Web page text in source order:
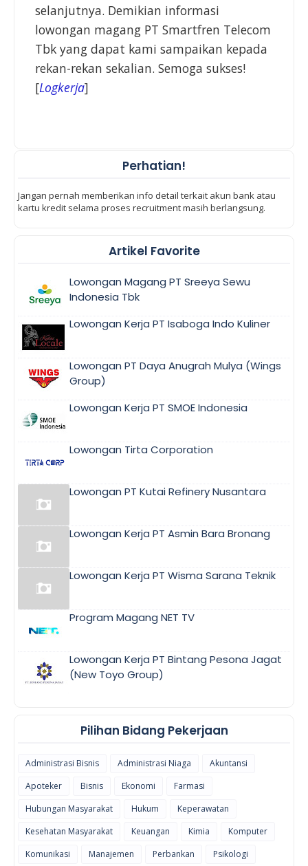
selanjutnya. Demikian informasi
lowongan magang PT Smartfren Telecom
Tbk yang dapat kami sampaikan kepada
rekan-rekan sekalian. Semoga sukses!
[Logkerja]
Perhatian!
Jangan pernah memberikan info detail terkait akun bank atau
kartu kredit selama proses recruitment masih berlangsung.
Artikel Favorite
Lowongan Magang PT Sreeya Sewu
Indonesia Tbk
Lowongan Kerja PT Isaboga Indo Kuliner
Lowongan PT Daya Anugrah Mulya (Wings
Group)
Lowongan Kerja PT SMOE Indonesia
Lowongan Tirta Corporation
Lowongan PT Kutai Refinery Nusantara
Lowongan Kerja PT Asmin Bara Bronang
Lowongan Kerja PT Wisma Sarana Teknik
Program Magang NET TV
Lowongan Kerja PT Bintang Pesona Jagat
(New Toyo Group)
Pilihan Bidang Pekerjaan
Administrasi Bisnis Administrasi Niaga
Akuntansi
Apoteker
Bisnis Ekonomi
Farmasi
Hubungan Masyarakat
Hukum
Keperawatan
Kesehatan Masyarakat
Keuangan Kimia
Komputer
Komunikasi
Manajemen Perbankan Psikologi